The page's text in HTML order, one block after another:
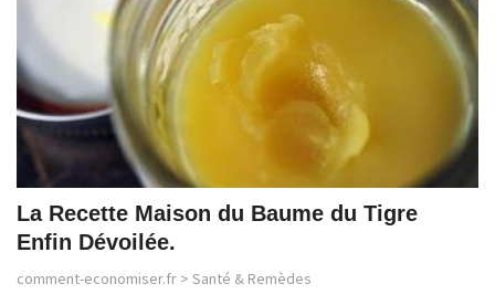
La Recette Maison du Baume du Tigre
Enfin Dévoilée.
comment-economiser.fr > Santé & Remèdes